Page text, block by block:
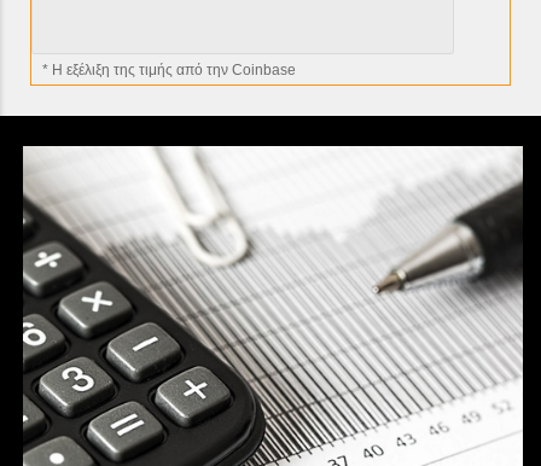
* H εξέλιξη της τιμής από την Coinbase